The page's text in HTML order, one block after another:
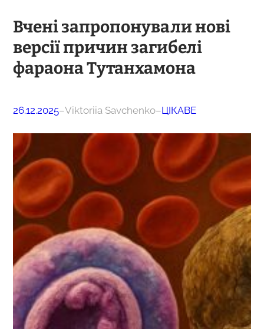
Вчені запропонували нові
версії причин загибелі
фараона Тутанхамона
26.12.2025–Viktoriia Savchenko–ЦІКАВЕ